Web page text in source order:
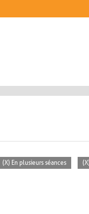
(X) En plusieurs séances